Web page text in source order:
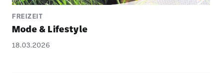
FREIZEIT
Mode & Life­style
18.03.2026